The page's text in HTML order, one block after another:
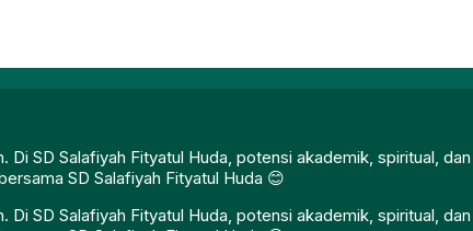
Di SD Salafiyah Fityatul Huda, potensi akademik, spiritual,
SD Salafiyah Fityatul Huda 😊
Di SD Salafiyah Fityatul Huda, potensi akademik, spiritual,